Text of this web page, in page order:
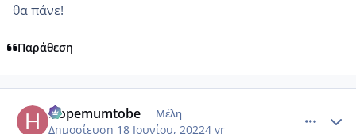
θα πάνε!
Παράθεση
Hopemumtobe Μέλη
Δημοσίευση 18 Ιουνίου, 20224 yr